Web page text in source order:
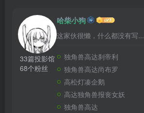
33篇投影馆
68个粉丝
哈柴小狗
这家伙很懒，什么都没有写...
独角兽高达刹帝利
独角兽高达尚布罗
高松灯凑企鹅
高达独角兽报丧女妖
独角兽高达